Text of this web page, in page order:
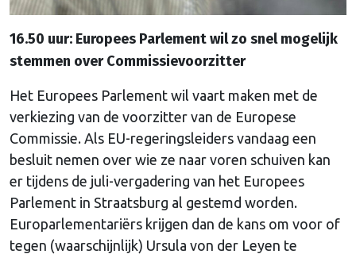
16.50 uur: Europees Parlement wil zo snel mogelijk
stemmen over Commissievoorzitter
Het Europees Parlement wil vaart maken met de
verkiezing van de voorzitter van de Europese
Commissie. Als EU-regeringsleiders vandaag een
besluit nemen over wie ze naar voren schuiven kan
er tijdens de juli-vergadering van het Europees
Parlement in Straatsburg al gestemd worden.
Europarlementariërs krijgen dan de kans om voor of
tegen (waarschijnlijk) Ursula von der Leyen te